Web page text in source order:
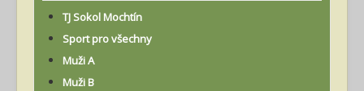
TJ Sokol Mochtín
Sport pro všechny
Muži A
Muži B